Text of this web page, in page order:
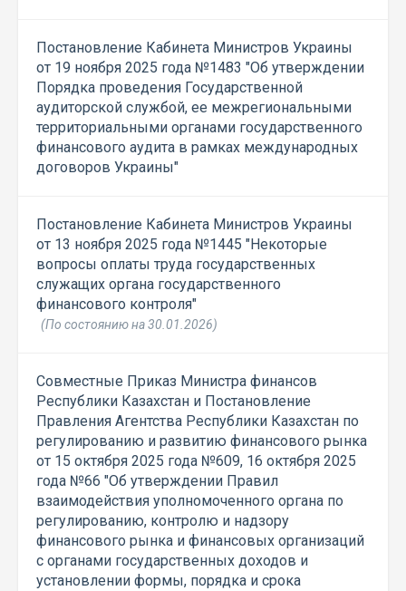
Постановление Кабинета Министров Украины
от 19 ноября 2025 года №1483 "Об утверждении
Порядка проведения Государственной
аудиторской службой, ее межрегиональными
территориальными органами государственного
финансового аудита в рамках международных
договоров Украины"
Постановление Кабинета Министров Украины
от 13 ноября 2025 года №1445 "Некоторые
вопросы оплаты труда государственных
служащих органа государственного
финансового контроля"
(По состоянию на 30.01.2026)
Совместные Приказ Министра финансов
Республики Казахстан и Постановление
Правления Агентства Республики Казахстан по
регулированию и развитию финансового рынка
от 15 октября 2025 года №609, 16 октября 2025
года №66 "Об утверждении Правил
взаимодействия уполномоченного органа по
регулированию, контролю и надзору
финансового рынка и финансовых организаций
с органами государственных доходов и
установлении формы, порядка и срока